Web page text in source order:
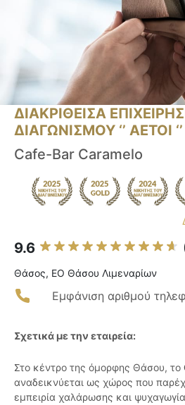
ΔΙΑΚΡΙΘΕΙΣΑ
ΔΙΑΓΩΝΙΣΜΟΥ ‘’ ΑΕΤΟΙ ‘’
Cafe-Bar Caramelo
9.6
Θάσος, ΕΟ Θάσου Λιμεναρίων
Εμφάνιση αριθμού
Σχετικά με την εταιρεία:
Στο κέντρο της όμορφης Θάσου, το
αναδεικνύεται ως χώρος που
εμπειρία χαλάρωσης και